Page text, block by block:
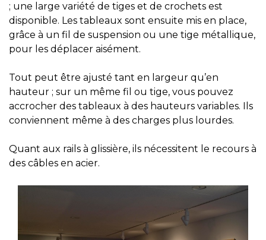
; une large variété de tiges et de crochets est
disponible. Les tableaux sont ensuite mis en place,
grâce à un fil de suspension ou une tige métallique,
pour les déplacer aisément.
Tout peut être ajusté tant en largeur qu’en
hauteur ; sur un même fil ou tige, vous pouvez
accrocher des tableaux à des hauteurs variables. Ils
conviennent même à des charges plus lourdes.
​​​​​​​Quant aux rails à glissière, ils nécessitent le recours à
des câbles en acier.